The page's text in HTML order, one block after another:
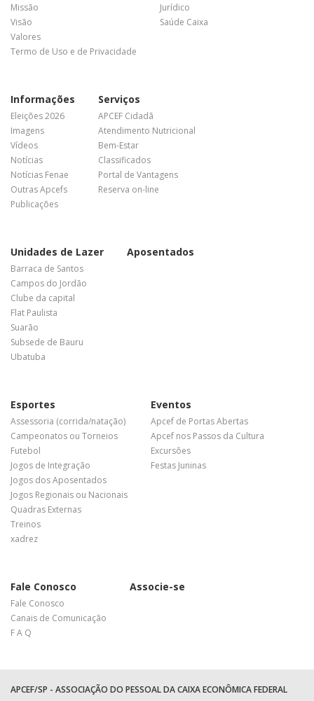
Missão
Visão
Valores
Termo de Uso e de Privacidade
Jurídico
Saúde Caixa
Informações
Eleições 2026
Imagens
Vídeos
Notícias
Notícias Fenae
Outras Apcefs
Publicações
Serviços
APCEF Cidadã
Atendimento Nutricional
Bem-Estar
Classificados
Portal de Vantagens
Reserva on-line
Unidades de Lazer
Barraca de Santos
Campos do Jordão
Clube da capital
Flat Paulista
Suarão
Subsede de Bauru
Ubatuba
Aposentados
Esportes
Assessoria (corrida/natação)
Campeonatos ou Torneios
Futebol
Jogos de Integração
Jogos dos Aposentados
Jogos Regionais ou Nacionais
Quadras Externas
Treinos
xadrez
Eventos
Apcef de Portas Abertas
Apcef nos Passos da Cultura
Excursões
Festas Juninas
Fale Conosco
Fale Conosco
Canais de Comunicação
F A Q
Associe-se
APCEF/SP - ASSOCIAÇÃO DO PESSOAL DA CAIXA ECONÔMICA FEDERAL